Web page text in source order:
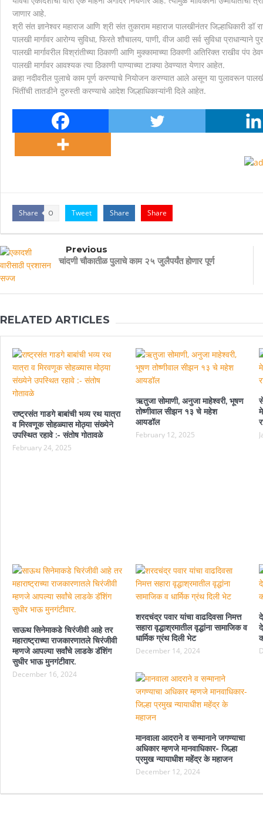
जाणार आहे.
श्री संत ज्ञानेश्वर महाराज आणि श्री संत तुकाराम महाराज पालखीनंतर जिल्हाधिकारी
पालखी मार्गावर आरोग्य सुविधा, फिरते शौचालय, पाणी, वीज आदी सर्व सुविधा प्राधान्याने
पालखी मार्गावरील विश्रांतीच्या ठिकाणी आणि मुक्कामाच्या ठिकाणी अतिरिक्त
पालखी मार्गावर आवश्यक त्या ठिकाणी पाण्याच्या टाक्या ठेवण्यात येणार आहेत.
कर्‍हा नदीवरील पुलाचे काम पूर्ण करण्याचे नियोजन करण्यात आले असून या पुलावरून
भिंतींची तातडीने दुरुस्ती करण्याचे आदेश जिल्हाधिकाऱ्यांनी दिले आहेत.
Share 0 Tweet Share Share
Previous
चांदणी चौकातीळ पुलाचे काम २५ जुलैपर्यंत होणार पूर्ण
RELATED ARTICLES
राष्ट्रसंत गाडगे बाबांची भव्य रथ यात्रा
व मिरवणूक सोहळ्यास मोठ्या संख्येने
उपस्थित रहावे :- संतोष गोतावळे
February 24, 2025
ऋतुजा सोमाणी, अनुजा माहेश्वरी, भूषण
तोष्णीवाल सीझन १३ चे महेश
आयडॉल
February 12, 2025
साऊथ सिनेमाकडे चिरंजीवी आहे तर
महाराष्ट्राच्या राजकारणातले चिरंजीवी
म्हणजे आपल्या सर्वांचे लाडके डॅशिंग
सुधीर भाऊ मुनगंटीवार.
December 16, 2024
शरदचंद्र पवार यांचा वाढदिवसा निमत्त
सहारा वृद्धाश्रमातील वृद्धांना सामाजिक व
धार्मिक ग्रंथ दिली भेट
December 14, 2024
मानवाला आदराने व सन्मानाने जगण्याचा
अधिकार म्हणजे मानवाधिकार- जिल्हा
प्रमुख न्यायाधीश महेंद्र के महाजन
December 12, 2024